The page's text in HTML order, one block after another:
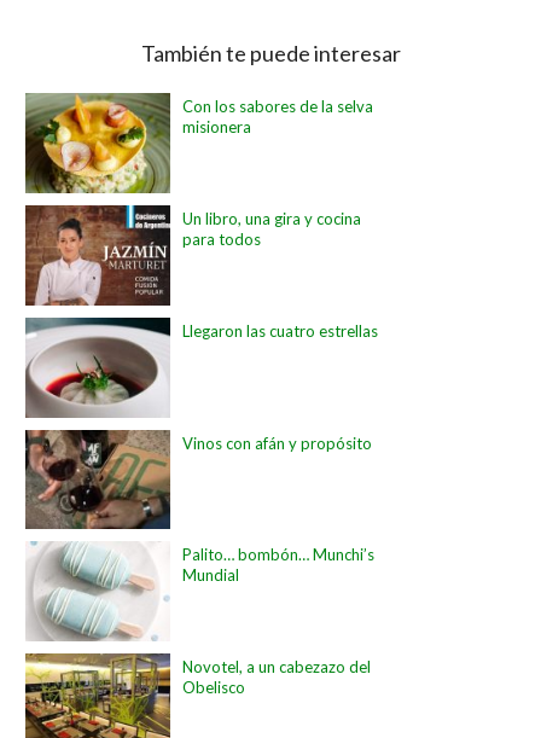
También te puede interesar
Con los sabores de la selva
misionera
Un libro, una gira y cocina
para todos
Llegaron las cuatro estrellas
Vinos con afán y propósito
Palito… bombón… Munchi’s
Mundial
Novotel, a un cabezazo del
Obelisco